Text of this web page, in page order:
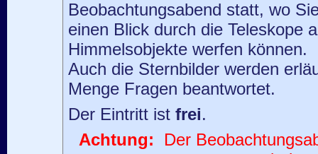
Beobachtungsabend statt, wo
einen Blick durch die Teleskope
Himmelsobjekte werfen können.
Auch die Sternbilder werden
Menge Fragen beantwortet.
Der Eintritt ist frei.
Achtung: Der